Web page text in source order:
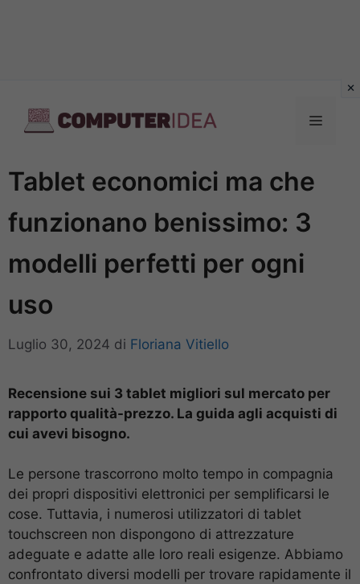
contenuto
Menu
Tablet economici ma che
funzionano benissimo: 3
modelli perfetti per ogni
uso
Luglio 30, 2024 di Floriana Vitiello
Recensione sui 3 tablet migliori sul mercato per
rapporto qualità-prezzo. La guida agli acquisti di
cui avevi bisogno.
Le persone trascorrono molto tempo in compagnia
dei propri dispositivi elettronici per semplificarsi le
cose. Tuttavia, i numerosi utilizzatori di tablet
touchscreen non dispongono di attrezzature
adeguate e adatte alle loro reali esigenze. Abbiamo
confrontato diversi modelli per trovare rapidamente il